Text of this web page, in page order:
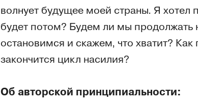
волнует будущее моей страны. Я хотел
будет потом? Будем ли мы продолжать
остановимся и скажем, что хватит?
закончится цикл насилия?
Об авторской принципиальности: